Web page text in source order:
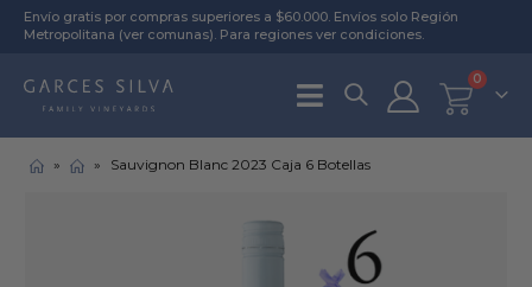
Envío gratis por compras superiores a $60.000. Envíos solo Región
Metropolitana (ver comunas). Para regiones ver condiciones.
0
» » Sauvignon Blanc 2023 Caja 6 Botellas